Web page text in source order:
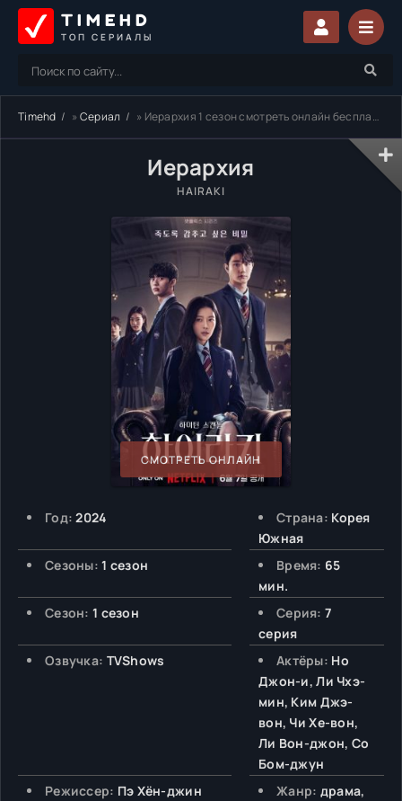
TIMEHD
ТОП СЕРИАЛЫ
Timehd »Сериал » Иерархия 1 сезон смотреть онлайн бесплатно
Иерархия
HAIRAKI
СМОТРЕТЬ ОНЛАЙН
Год: 2024 Страна: Корея
Южная
Сезоны: 1 сезон Время: 65
мин.
Сезон: 1 сезон Серия: 7
серия
Озвучка: TVShows Актёры: Но
Джон-и, Ли Чхэ-
мин, Ким Джэ-
вон, Чи Хе-вон,
Ли Вон-джон, Со
Бом-джун
Режиссер: Пэ Хён-джин Жанр: драма,